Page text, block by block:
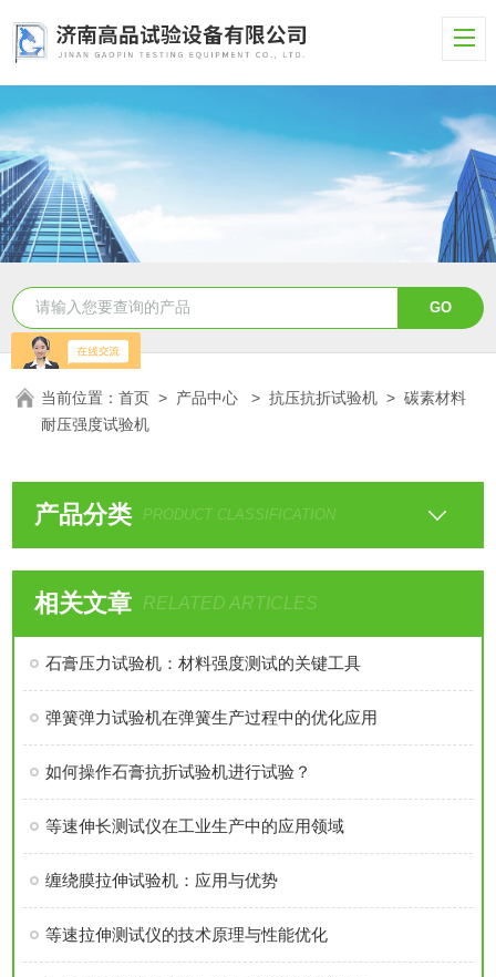
当前位置：首页 > 产品中心 >抗压抗折试验机 >碳素材料
耐压强度试验机
产品分类 PRODUCT CLASSIFICATION
相关文章 RELATED ARTICLES
石膏压力试验机：材料强度测试的关键工具
弹簧弹力试验机在弹簧生产过程中的优化应用
如何操作石膏抗折试验机进行试验？
等速伸长测试仪在工业生产中的应用领域
缠绕膜拉伸试验机：应用与优势
等速拉伸测试仪的技术原理与性能优化